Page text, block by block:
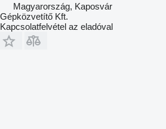
Magyarország, Kaposvár
Gépközvetítő Kft.
Kapcsolatfelvétel az eladóval